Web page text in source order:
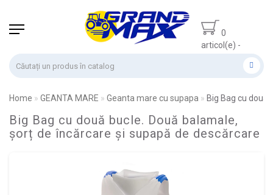
0
articol(e) -
Home GEANTA MARE Geanta mare cu supapa Big Bag cu două
Big Bag cu două bucle. Două balamale,
șorț de încărcare și supapă de descărcare